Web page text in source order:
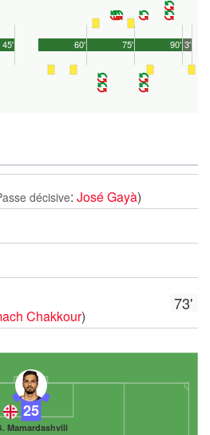
45' 90'
60' 75' 3'
décisive: José Gayà)
73'
Chakkour)
25
Mamardashvili